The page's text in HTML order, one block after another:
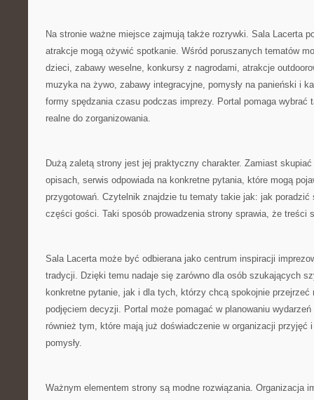
Na stronie ważne miejsce zajmują także rozrywki. Sala Lacerta
atrakcje mogą ożywić spotkanie. Wśród poruszanych tematów
dzieci, zabawy weselne, konkursy z nagrodami, atrakcje
muzyka na żywo, zabawy integracyjne, pomysły na panieński i
formy spędzania czasu podczas imprezy. Portal pomaga wybrać
realne do zorganizowania.
Dużą zaletą strony jest jej praktyczny charakter. Zamiast skupiać
opisach, serwis odpowiada na konkretne pytania, które mogą
przygotowań. Czytelnik znajdzie tu tematy takie jak: jak poradzić
części gości. Taki sposób prowadzenia strony sprawia, że treści
Sala Lacerta może być odbierana jako centrum inspiracji
tradycji. Dzięki temu nadaje się zarówno dla osób szukających
konkretne pytanie, jak i dla tych, którzy chcą spokojnie przejrzeć
podjęciem decyzji. Portal może pomagać w planowaniu
również tym, które mają już doświadczenie w organizacji przyjęć
pomysły.
Ważnym elementem strony są modne rozwiązania. Organizacja